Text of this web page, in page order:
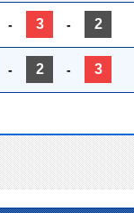
- 3 - 2
- 2 - 3